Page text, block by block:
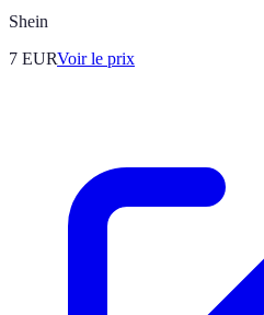
Shein
7 EURVoir le prix